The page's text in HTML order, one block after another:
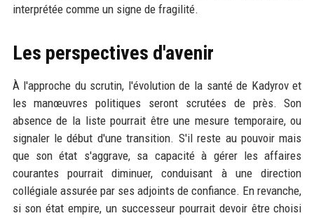
interprétée comme un signe de fragilité.
Les perspectives d'avenir
À l'approche du scrutin, l'évolution de la santé de Kadyrov et
les manœuvres politiques seront scrutées de près. Son
absence de la liste pourrait être une mesure temporaire, ou
signaler le début d'une transition. S'il reste au pouvoir mais
que son état s'aggrave, sa capacité à gérer les affaires
courantes pourrait diminuer, conduisant à une direction
collégiale assurée par ses adjoints de confiance. En revanche,
si son état empire, un successeur pourrait devoir être choisi